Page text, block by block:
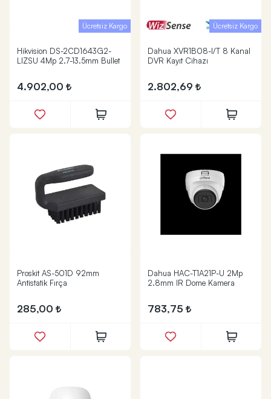
Ücretsiz Kargo
Hikvision DS-2CD1643G2-
LIZSU 4Mp 2.7-13.5mm Bullet
4.902,00
Ücretsiz Kargo
Dahua XVR1B08-I/T 8 Kanal
DVR Kayıt Cihazı
2.802,69
Proskit AS-501D 92mm
Antistatik Fırça
285,00
Dahua HAC-T1A21P-U 2Mp
2.8mm IR Dome Kamera
783,75